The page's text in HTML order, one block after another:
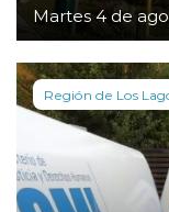
Martes 4 de
Región de Los